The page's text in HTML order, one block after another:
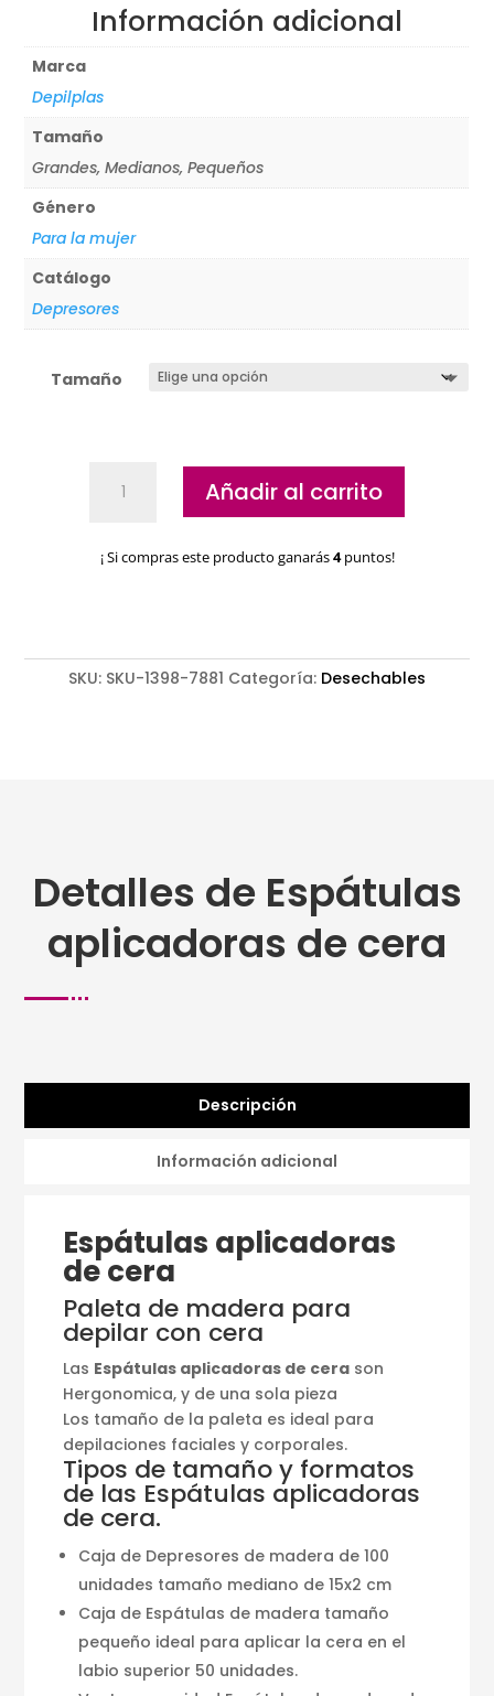
Información adicional
Marca
Depilplas
Tamaño
Grandes, Medianos, Pequeños
Género
Para la mujer
Catálogo
Depresores
Tamaño
aplicadoras
cera
Añadir al carrito
¡ Si compras este producto ganarás4puntos!
SKU: SKU-1398-7881 Categoría: Desechables
Detalles de Espátulas
aplicadoras de cera
Descripción
Información adicional
Espátulas aplicadoras
de cera
Paleta de madera para
depilar con cera
Las Espátulas aplicadoras de cera son
Hergonomica, y de una sola pieza
Los tamaño de la paleta es ideal para
depilaciones faciales y corporales.
Tipos de tamaño y formatos
de las Espátulas aplicadoras
de cera.
Caja de Depresores de madera de 100
unidades tamaño mediano de 15x2 cm
Caja de Espátulas de madera tamaño
pequeño ideal para aplicar la cera en el
labio superior 50 unidades.